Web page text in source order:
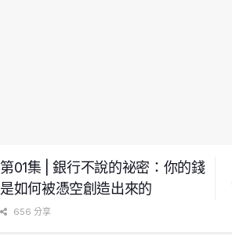
第01集 | 銀行不說的祕密：你的錢
是如何被憑空創造出來的
656 分享